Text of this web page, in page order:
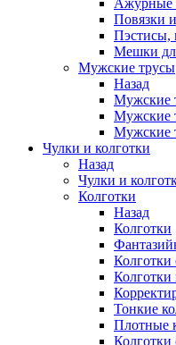
Ажурные
Повязки
Пэстисы,
Мешки
Мужские трусы
Назад
Мужские
Мужские
Мужские
Чулки и колготки
Назад
Чулки и
Колготки
Назад
Колготки
Колготки
Колготки
Тонкие
Плотные